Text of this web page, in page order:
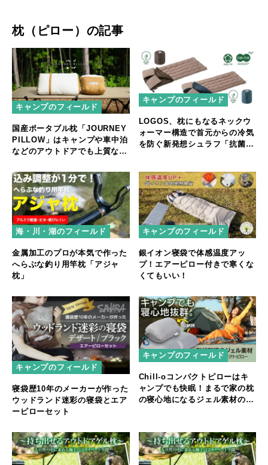
枕（ピロー）の記事
キャンプのフィールド
国産ポータブル枕「JOURNEY
PILLOW」はキャンプや車中泊
などのアウトドアでも上質な眠
キャンプのフィールド
LOGOS、枕にもなるネックウ
ォーマー構造で首元からの冷気
を防ぐ新発想シュラフ「抗菌防
海・川・湖のフィールド
金属加工のプロが本気で作った
へらぶな釣り用竿枕「アジャ
枕」
キャンプのフィールド
銀イオン寝袋で体感温度アッ
プ！エアーピロー付きで寒くな
くてもいい！
キャンプのフィールド
寝袋歴10年のメーカーが作った
ウッドランド迷彩の寝袋とエア
ーピローセット
キャンプのフィールド
Chill-oコンパクトピローはキ
ャンプでも快眠！まるで家の枕
の寝心地になるジェル素材のア